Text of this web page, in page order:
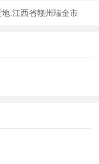
地:江西省赣州瑞金市